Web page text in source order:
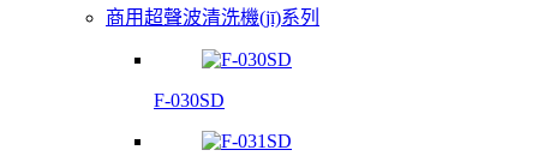
商用超聲波清洗機(jī)系列
F-030SD